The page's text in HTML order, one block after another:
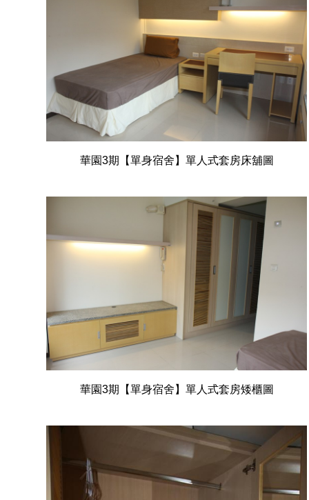
華園3期【單身宿舍】單人式套房床舖圖
華園3期【單身宿舍】單人式套房矮櫃圖